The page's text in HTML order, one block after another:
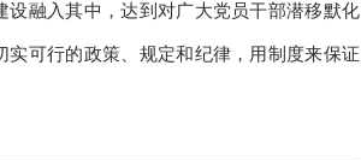
融入其中，达到对广大党员干部潜移默化
可行的政策、规定和纪律，用制度来保证